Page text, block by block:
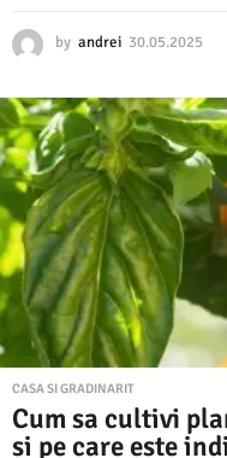
by andrei 30.05.2025
0
5
.
2
0
2
CASA SI GRADINARIT
Cum sa cultivi
si pe care este